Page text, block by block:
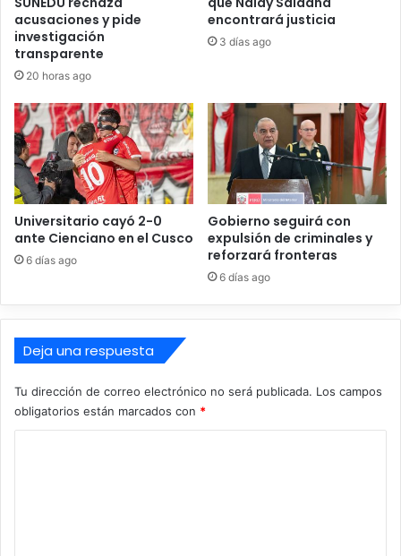
implementadas en nuestra histórica Plaza de Armas y en
el emblemático Paseo de los Incas. De igual forma,
promovieron la creación del primer Consejo Local de
Fomento Artesanal de Pachacámac, fortaleciendo a los
colocando nuevamente a este histórico distrito como
punto de visita para turistas locales e internacionales.
o
l
p
e
n
a
l
y
t
o
m
a
a
d
e
n
t
e
acusaciones y pide
investigación
transparente
20 horas ago
encontrará justicia
3 días ago
Universitario cayó 2-0
ante Cienciano en el Cusco
6 días ago
Gobierno seguirá con
expulsión de criminales y
reforzará fronteras
6 días ago
Deja una respuesta
Tu dirección de correo electrónico no será publicada. Los campos
obligatorios están marcados con *